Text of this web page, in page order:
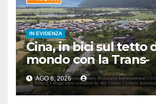
IN EVIDENZA
Cina, in bici sul tetto
mondo con la Trans-
Himalaya Race
AGO 8, 2026